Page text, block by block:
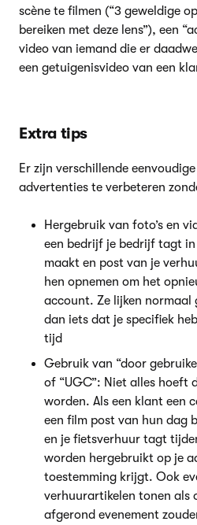
scène te filmen (“3 geweldige
bereiken met deze lens”), een
video van iemand die er
een getuigenisvideo van een
Extra tips
Er zijn verschillende
advertenties te verbeteren
Hergebruik van foto’s en
een bedrijf je bedrijf tagt in
maakt en post van je
hen opnemen om het
account. Ze lijken normaal
dan iets dat je specifiek
tijd
Gebruik van “door
of “UGC”: Niet alles hoeft
worden. Als een klant een
een film post van hun dag
en je fietsverhuur tagt
worden hergebruikt op je
toestemming krijgt. Ook
verhuurartikelen tonen als
afgerond evenement